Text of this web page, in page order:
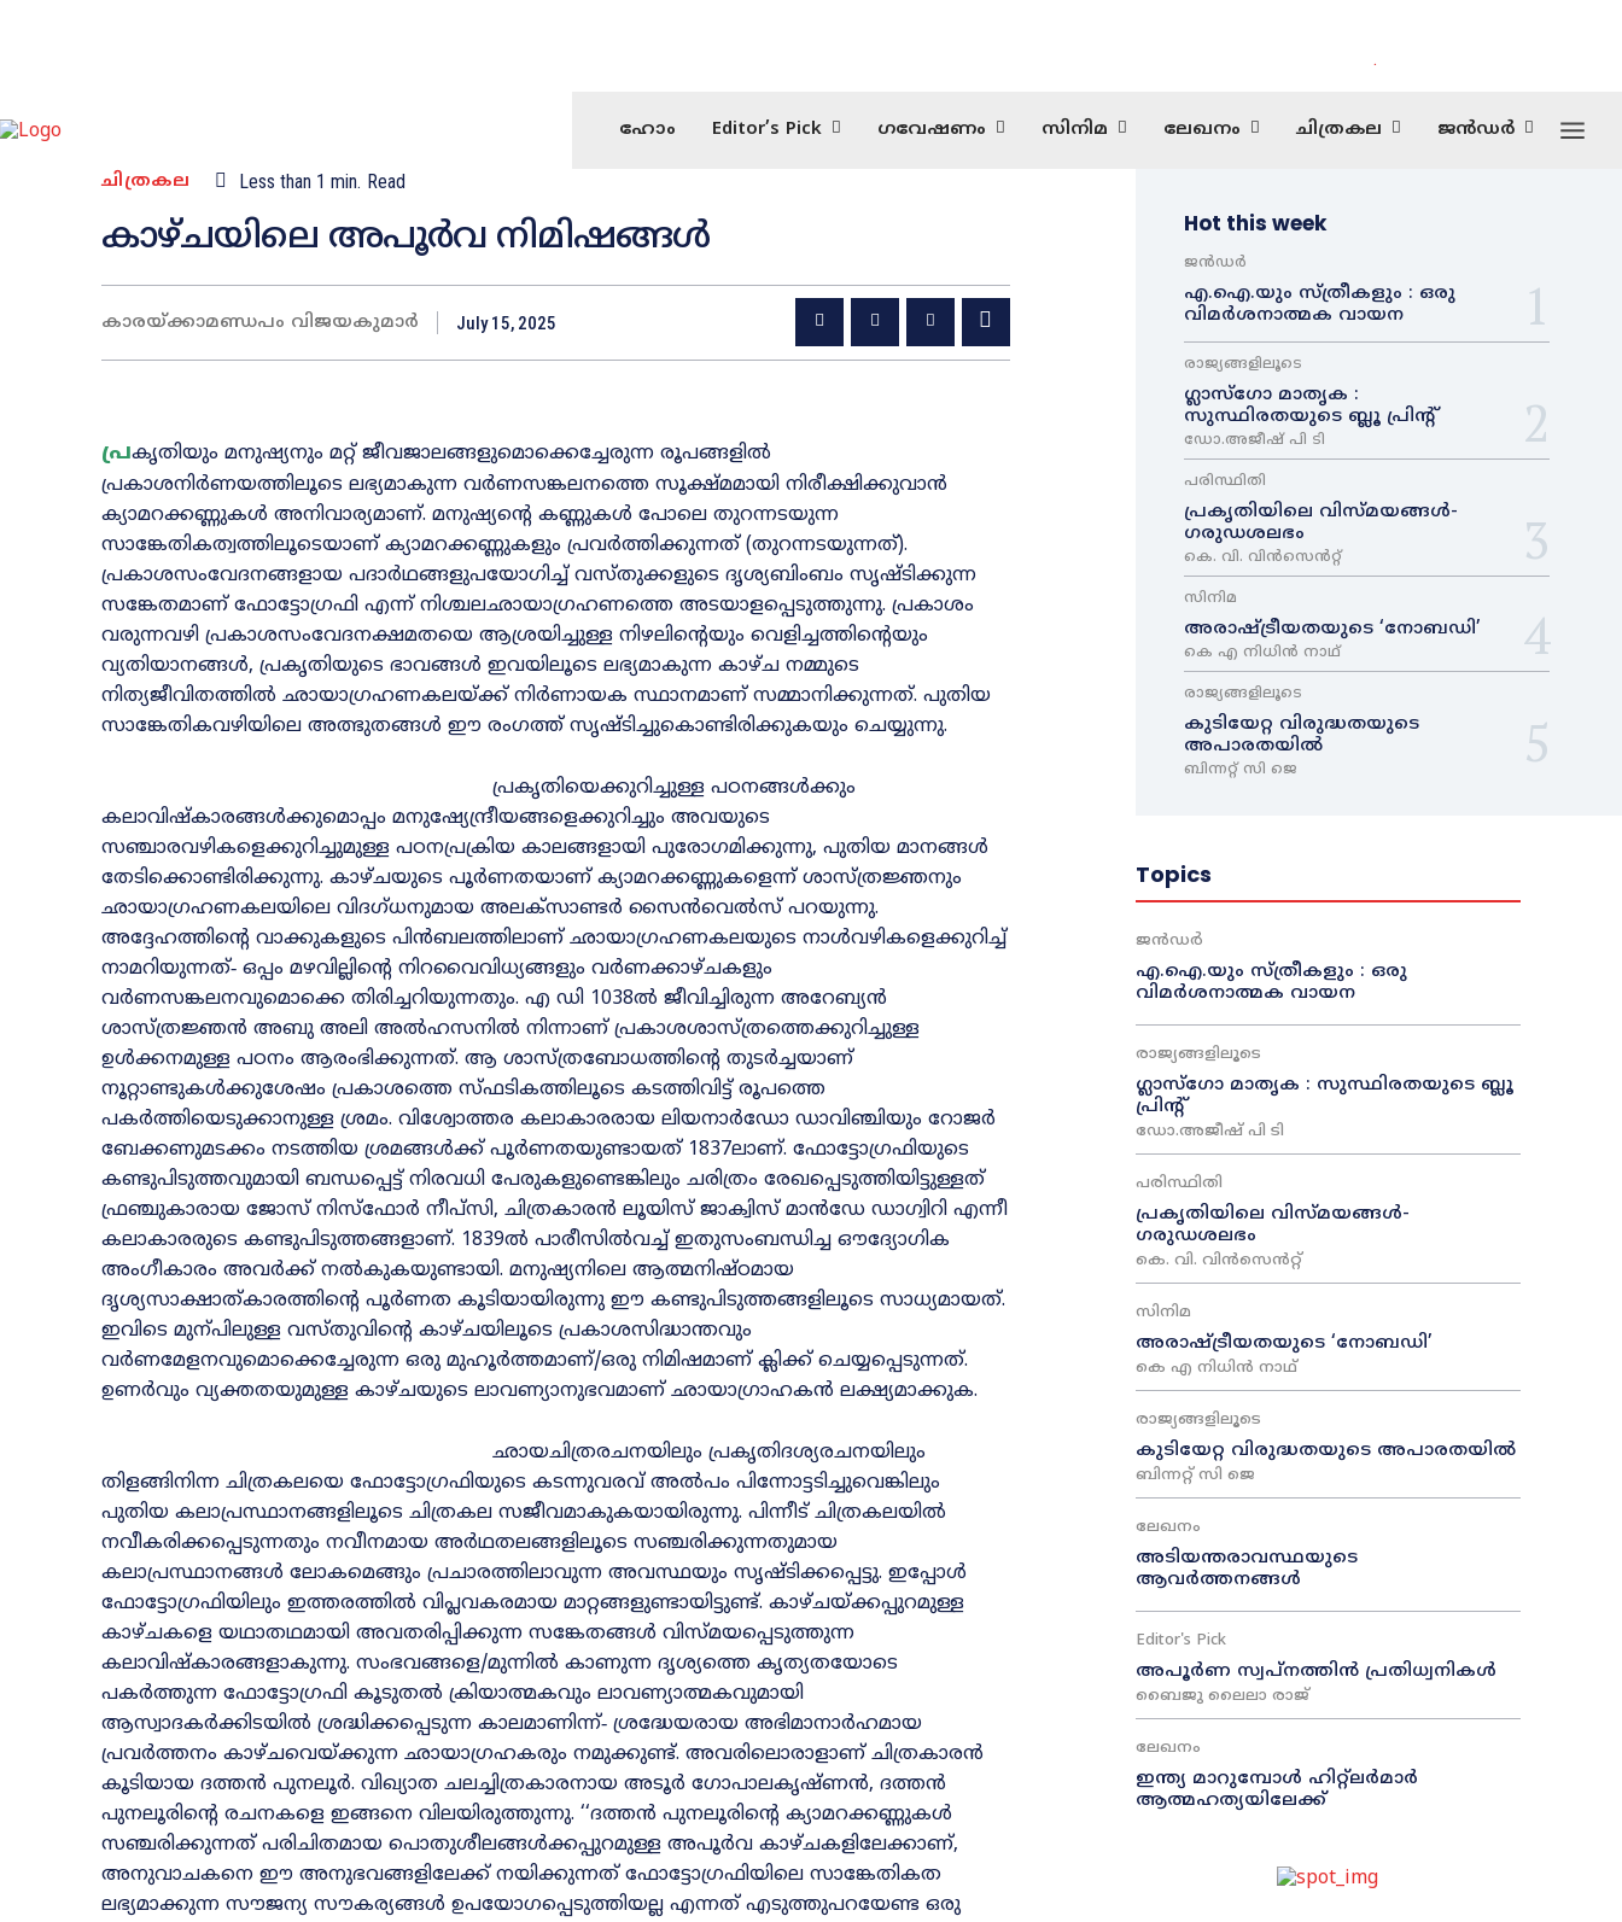
.
ഹോം Editor’s Pick ഗവേഷണം സിനിമ ലേഖനം ചിത്രകല ജൻഡർ
ചിത്രകല Less than 1 min. Read
കാഴ്‌ചയിലെ അപൂർവ നിമിഷങ്ങൾ
കാരയ്‌ക്കാമണ്ഡപം വിജയകുമാർ July 15, 2025
പ്രകൃതിയും മനുഷ്യനും മറ്റ്‌ ജീവജാലങ്ങളുമൊക്കെച്ചേരുന്ന രൂപങ്ങളിൽ
പ്രകാശനിർണയത്തിലൂടെ ലഭ്യമാകുന്ന വർണസങ്കലനത്തെ സൂക്ഷ്‌മമായി നിരീക്ഷിക്കുവാൻ
ക്യാമറക്കണ്ണുകൾ അനിവാര്യമാണ്‌. മനുഷ്യന്റെ കണ്ണുകൾ പോലെ തുറന്നടയുന്ന
സാങ്കേതികത്വത്തിലൂടെയാണ്‌ ക്യാമറക്കണ്ണുകളും പ്രവർത്തിക്കുന്നത്‌ (തുറന്നടയുന്നത്‌).
പ്രകാശസംവേദനങ്ങളായ പദാർഥങ്ങളുപയോഗിച്ച്‌ വസ്‌തുക്കളുടെ ദൃശ്യബിംബം സൃഷ്ടിക്കുന്ന
സങ്കേതമാണ്‌ ഫോട്ടോഗ്രഫി എന്ന്‌ നിശ്ചലഛായാഗ്രഹണത്തെ അടയാളപ്പെടുത്തുന്നു. പ്രകാശം
വരുന്നവഴി പ്രകാശസംവേദനക്ഷമതയെ ആശ്രയിച്ചുള്ള നിഴലിന്റെയും വെളിച്ചത്തിന്റെയും
വ്യതിയാനങ്ങൾ, പ്രകൃതിയുടെ ഭാവങ്ങൾ ഇവയിലൂടെ ലഭ്യമാകുന്ന കാഴ്‌ച നമ്മുടെ
നിത്യജീവിതത്തിൽ ഛായാഗ്രഹണകലയ്‌ക്ക്‌ നിർണായക സ്ഥാനമാണ്‌ സമ്മാനിക്കുന്നത്‌. പുതിയ
സാങ്കേതികവഴിയിലെ അത്ഭുതങ്ങൾ ഈ രംഗത്ത്‌ സൃഷ്ടിച്ചുകൊണ്ടിരിക്കുകയും ചെയ്യുന്നു.
പ്രകൃതിയെക്കുറിച്ചുള്ള പഠനങ്ങൾക്കും
കലാവിഷ്‌കാരങ്ങൾക്കുമൊപ്പം മനുഷ്യേന്ദ്രീയങ്ങളെക്കുറിച്ചും അവയുടെ
സഞ്ചാരവഴികളെക്കുറിച്ചുമുള്ള പഠനപ്രക്രിയ കാലങ്ങളായി പുരോഗമിക്കുന്നു, പുതിയ മാനങ്ങൾ
തേടിക്കൊണ്ടിരിക്കുന്നു. കാഴ്‌ചയുടെ പൂർണതയാണ്‌ ക്യാമറക്കണ്ണുകളെന്ന്‌ ശാസ്‌ത്രജ്ഞനും
ഛായാഗ്രഹണകലയിലെ വിദഗ്‌ധനുമായ അലക്‌സാണ്ടർ സൈൻവെൽസ്‌ പറയുന്നു.
അദ്ദേഹത്തിന്റെ വാക്കുകളുടെ പിൻബലത്തിലാണ്‌ ഛായാഗ്രഹണകലയുടെ നാൾവഴികളെക്കുറിച്ച്‌
നാമറിയുന്നത്‌‐ ഒപ്പം മഴവില്ലിന്റെ നിറവൈവിധ്യങ്ങളും വർണക്കാഴ്‌ചകളും
വർണസങ്കലനവുമൊക്കെ തിരിച്ചറിയുന്നതും. എ ഡി 1038ൽ ജീവിച്ചിരുന്ന അറേബ്യൻ
ശാസ്‌ത്രജ്ഞൻ അബു അലി അൽഹസനിൽ നിന്നാണ്‌ പ്രകാശശാസ്‌ത്രത്തെക്കുറിച്ചുള്ള
ഉൾക്കനമുള്ള പഠനം ആരംഭിക്കുന്നത്‌. ആ ശാസ്‌ത്രബോധത്തിന്റെ തുടർച്ചയാണ്‌
നൂറ്റാണ്ടുകൾക്കുശേഷം പ്രകാശത്തെ സ്‌ഫടികത്തിലൂടെ കടത്തിവിട്ട്‌ രൂപത്തെ
പകർത്തിയെടുക്കാനുള്ള ശ്രമം. വിശ്വോത്തര കലാകാരരായ ലിയനാർഡോ ഡാവിഞ്ചിയും റോജർ
ബേക്കണുമടക്കം നടത്തിയ ശ്രമങ്ങൾക്ക്‌ പൂർണതയുണ്ടായത്‌ 1837ലാണ്‌. ഫോട്ടോഗ്രഫിയുടെ
കണ്ടുപിടുത്തവുമായി ബന്ധപ്പെട്ട്‌ നിരവധി പേരുകളുണ്ടെങ്കിലും ചരിത്രം രേഖപ്പെടുത്തിയിട്ടുള്ളത്‌
ഫ്രഞ്ചുകാരായ ജോസ്‌ നിസ്‌ഫോർ നീപ്‌സി, ചിത്രകാരൻ ലൂയിസ്‌ ജാക്വിസ്‌ മാൻഡേ ഡാഗ്വിറി എന്നീ
കലാകാരരുടെ കണ്ടുപിടുത്തങ്ങളാണ്‌. 1839ൽ പാരീസിൽവച്ച്‌ ഇതുസംബന്ധിച്ച ഔദ്യോഗിക
അംഗീകാരം അവർക്ക്‌ നൽകുകയുണ്ടായി. മനുഷ്യനിലെ ആത്മനിഷ്‌ഠമായ
ദൃശ്യസാക്ഷാത്‌കാരത്തിന്റെ പൂർണത കൂടിയായിരുന്നു ഈ കണ്ടുപിടുത്തങ്ങളിലൂടെ സാധ്യമായത്‌.
ഇവിടെ മുന്പിലുള്ള വസ്‌തുവിന്റെ കാഴ്‌ചയിലൂടെ പ്രകാശസിദ്ധാന്തവും
വർണമേളനവുമൊക്കെച്ചേരുന്ന ഒരു മുഹൂർത്തമാണ്‌/ഒരു നിമിഷമാണ്‌ ക്ലിക്ക്‌ ചെയ്യപ്പെടുന്നത്‌.
ഉണർവും വ്യക്തതയുമുള്ള കാഴ്‌ചയുടെ ലാവണ്യാനുഭവമാണ്‌ ഛായാഗ്രാഹകൻ ലക്ഷ്യമാക്കുക.
ഛായചിത്രരചനയിലും പ്രകൃതിദശ്യരചനയിലും
തിളങ്ങിനിന്ന ചിത്രകലയെ ഫോട്ടോഗ്രഫിയുടെ കടന്നുവരവ്‌ അൽപം പിന്നോട്ടടിച്ചുവെങ്കിലും
പുതിയ കലാപ്രസ്ഥാനങ്ങളിലൂടെ ചിത്രകല സജീവമാകുകയായിരുന്നു. പിന്നീട്‌ ചിത്രകലയിൽ
നവീകരിക്കപ്പെടുന്നതും നവീനമായ അർഥതലങ്ങളിലൂടെ സഞ്ചരിക്കുന്നതുമായ
കലാപ്രസ്ഥാനങ്ങൾ ലോകമെങ്ങും പ്രചാരത്തിലാവുന്ന അവസ്ഥയും സൃഷ്ടിക്കപ്പെട്ടു. ഇപ്പോൾ
ഫോട്ടോഗ്രഫിയിലും ഇത്തരത്തിൽ വിപ്ലവകരമായ മാറ്റങ്ങളുണ്ടായിട്ടുണ്ട്‌. കാഴ്‌ചയ്‌ക്കപ്പുറമുള്ള
കാഴ്‌ചകളെ യഥാതഥമായി അവതരിപ്പിക്കുന്ന സങ്കേതങ്ങൾ വിസ്‌മയപ്പെടുത്തുന്ന
കലാവിഷ്‌കാരങ്ങളാകുന്നു. സംഭവങ്ങളെ/മുന്നിൽ കാണുന്ന ദൃശ്യത്തെ കൃത്യതയോടെ
പകർത്തുന്ന ഫോട്ടോഗ്രഫി കൂടുതൽ ക്രിയാത്മകവും ലാവണ്യാത്മകവുമായി
ആസ്വാദകർക്കിടയിൽ ശ്രദ്ധിക്കപ്പെടുന്ന കാലമാണിന്ന്‌‐ ശ്രദ്ധേയരായ അഭിമാനാർഹമായ
പ്രവർത്തനം കാഴ്‌ചവെയ്‌ക്കുന്ന ഛായാഗ്രഹകരും നമുക്കുണ്ട്‌. അവരിലൊരാളാണ്‌ ചിത്രകാരൻ
കൂടിയായ ദത്തൻ പുനലൂർ. വിഖ്യാത ചലച്ചിത്രകാരനായ അടൂർ ഗോപാലകൃഷ്‌ണൻ, ദത്തൻ
പുനലൂരിന്റെ രചനകളെ ഇങ്ങനെ വിലയിരുത്തുന്നു. ‘‘ദത്തൻ പുനലൂരിന്റെ ക്യാമറക്കണ്ണുകൾ
സഞ്ചരിക്കുന്നത്‌ പരിചിതമായ പൊതുശീലങ്ങൾക്കപ്പുറമുള്ള അപൂർവ കാഴ്‌ചകളിലേക്കാണ്‌,
അനുവാചകനെ ഈ അനുഭവങ്ങളിലേക്ക്‌ നയിക്കുന്നത്‌ ഫോട്ടോഗ്രഫിയിലെ സാങ്കേതികത
ലഭ്യമാക്കുന്ന സൗജന്യ സൗകര്യങ്ങൾ ഉപയോഗപ്പെടുത്തിയല്ല എന്നത്‌ എടുത്തുപറയേണ്ട ഒരു
Hot this week
ജൻഡർ
എ.ഐ.യും സ്ത്രീകളും : ഒരു
വിമർശനാത്മക വായന
രാജ്യങ്ങളിലൂടെ
ഗ്ലാസ്ഗോ മാതൃക :
സുസ്ഥിരതയുടെ ബ്ലൂ പ്രിന്റ്
ഡോ.അജീഷ് പി ടി
പരിസ്ഥിതി
പ്രകൃതിയിലെ വിസ്മയങ്ങൾ-
ഗരുഡശലഭം
കെ. വി. വിൻസെൻറ്റ്
സിനിമ
അരാഷ്‌ട്രീയതയുടെ ‘നോബഡി’
കെ എ നിധിൻ നാഥ്‌
രാജ്യങ്ങളിലൂടെ
കുടിയേറ്റ വിരുദ്ധതയുടെ
അപാരതയിൽ
ബിന്നറ്റ് സി ജെ
Topics
ജൻഡർ
എ.ഐ.യും സ്ത്രീകളും : ഒരു
വിമർശനാത്മക വായന
രാജ്യങ്ങളിലൂടെ
ഗ്ലാസ്ഗോ മാതൃക : സുസ്ഥിരതയുടെ ബ്ലൂ
പ്രിന്റ്
ഡോ.അജീഷ് പി ടി
പരിസ്ഥിതി
പ്രകൃതിയിലെ വിസ്മയങ്ങൾ-
ഗരുഡശലഭം
കെ. വി. വിൻസെൻറ്റ്
സിനിമ
അരാഷ്‌ട്രീയതയുടെ ‘നോബഡി’
കെ എ നിധിൻ നാഥ്‌
രാജ്യങ്ങളിലൂടെ
കുടിയേറ്റ വിരുദ്ധതയുടെ അപാരതയിൽ
ബിന്നറ്റ് സി ജെ
ലേഖനം
അടിയന്തരാവസ്ഥയുടെ
ആവർത്തനങ്ങൾ
Editor's Pick
അപൂർണ സ്വപ്നത്തിൻ പ്രതിധ്വനികൾ
ബൈജു ലൈലാ രാജ്
ലേഖനം
ഇന്ത്യ മാറുമ്പോൾ ഹിറ്റ്ലർമാർ
ആത്മഹത്യയിലേക്ക്